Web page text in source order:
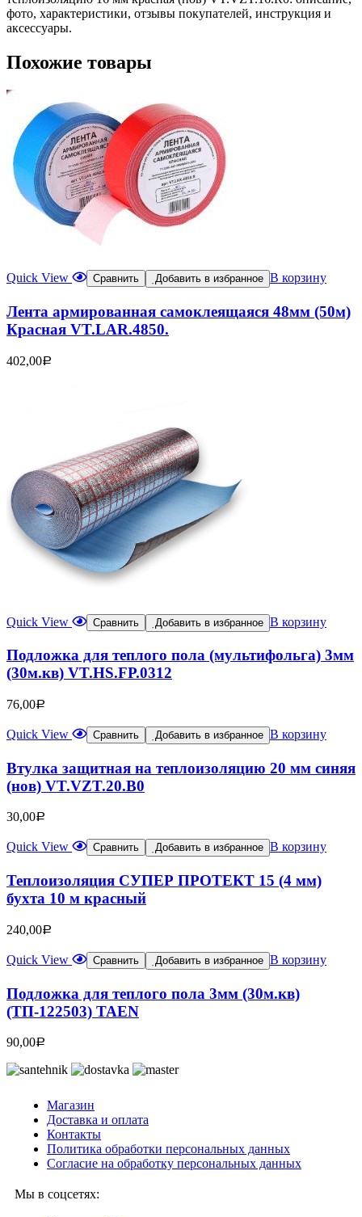
фото, характеристики, отзывы покупателей, инструкция и
аксессуары.
Похожие товары
Quick View Сравнить Добавить в избранное В корзину
Лента армированная самоклеящаяся 48мм (50м)
Красная VT.LAR.4850.
402,00Р
Quick View Сравнить Добавить в избранное В корзину
Подложка для теплого пола (мультифольга) 3мм
(30м.кв) VT.HS.FP.0312
76,00Р
Quick View Сравнить Добавить в избранное В корзину
Втулка защитная на теплоизоляцию 20 мм синяя
(нов) VT.VZT.20.B0
30,00Р
Quick View Сравнить Добавить в избранное В корзину
Теплоизоляция СУПЕР ПРОТЕКТ 15 (4 мм)
бухта 10 м красный
240,00Р
Quick View Сравнить Добавить в избранное В корзину
Подложка для теплого пола 3мм (30м.кв)
(ТП-122503) TAEN
90,00Р
Магазин
Доставка и оплата
Контакты
Политика обработки персональных данных
Согласие на обработку персональных данных
Мы в соцсетях: